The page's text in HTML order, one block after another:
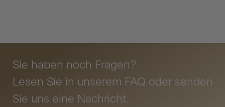
Sie haben noch Fragen?
Lesen Sie in unserem FAQ oder senden
Sie uns eine Nachricht.